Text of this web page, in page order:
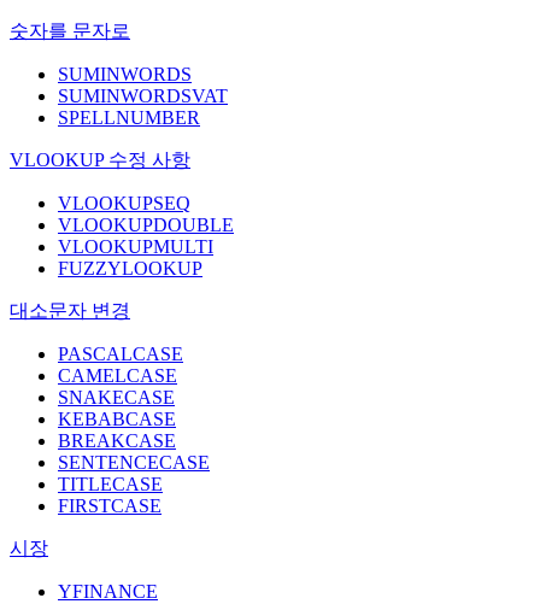
숫자를 문자로
SUMINWORDS
SUMINWORDSVAT
SPELLNUMBER
VLOOKUP 수정 사항
VLOOKUPSEQ
VLOOKUPDOUBLE
VLOOKUPMULTI
FUZZYLOOKUP
대소문자 변경
PASCALCASE
CAMELCASE
SNAKECASE
KEBABCASE
BREAKCASE
SENTENCECASE
TITLECASE
FIRSTCASE
시장
YFINANCE